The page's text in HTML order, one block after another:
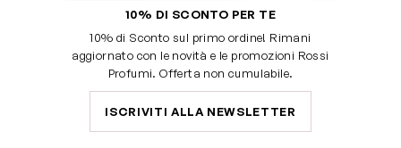
10% DI SCONTO PER TE
10% di Sconto sul primo ordine! Rimani
aggiornato con le novità e le promozioni Rossi
Profumi. Offerta non cumulabile.
ISCRIVITI ALLA NEWSLETTER